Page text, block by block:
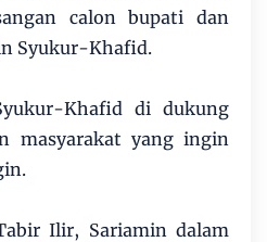
calon bupati dan
Syukur-Khafid.
Khafid di dukung
masyarakat yang ingin
Ilir, Sariamin dalam